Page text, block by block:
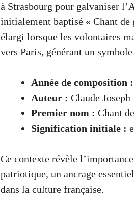
à Strasbourg pour galvaniser
initialement baptisé « Chant de
élargi lorsque les volontaires
vers Paris, générant un
Année de composition :
Auteur : Claude
Premier nom : Chant
Signification initiale :
Ce contexte révèle
patriotique, un ancrage
dans la culture française.